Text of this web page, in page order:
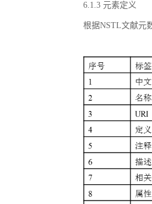
6.1.3 元素定义
根据NSTL文献元